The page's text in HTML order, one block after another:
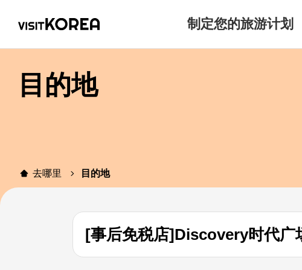
制定您的旅游计划
目的地
去哪里 目的地
[事后免税店]Discovery时代广